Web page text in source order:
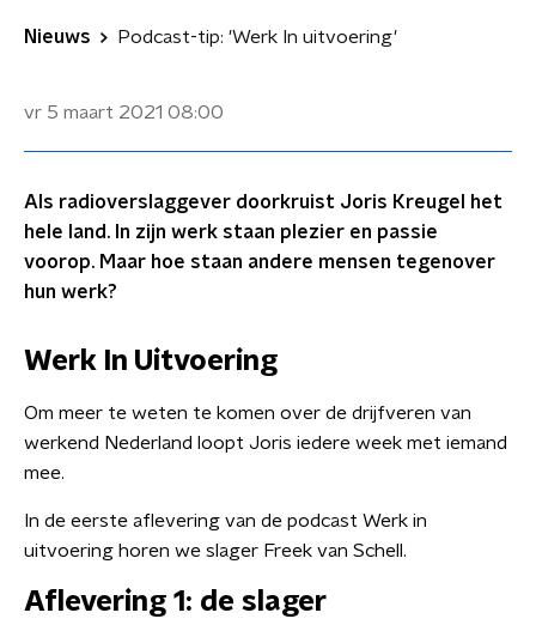
Nieuws Podcast-tip: 'Werk In uitvoering'
vr 5 maart 2021 08:00
Als radioverslaggever doorkruist Joris Kreugel het
hele land. In zijn werk staan plezier en passie
voorop. Maar hoe staan andere mensen tegenover
hun werk?
Werk In Uitvoering
Om meer te weten te komen over de drijfveren van
werkend Nederland loopt Joris iedere week met iemand
mee.
In de eerste aflevering van de podcast Werk in
uitvoering horen we slager Freek van Schell.
Aflevering 1: de slager